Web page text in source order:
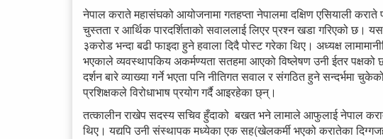
नेपाल कराते महासंघको आयोजनामा गतहप्ता नेपालमा दक्षिण एसियाली
चुस्तता र आर्थिक पारदर्शिताको सवाललाई लिएर प्रश्न खडा गरिएको छ।
३करोड भन्दा बढी फाइदा हुने हवाला दिदै पोस्ट गरेका थिए। अध्यक्ष
भएकाले व्यवस्थापकिय अकर्मण्यता सतहमा आएको विष्लेषण उनी ईतर
दर्शन बारे व्याख्या गर्ने भएता पनि नीतिगत सवाल र संगठित हुने सन्दर्भमा
प्रशिक्षकले विरोधाभाष प्रयोग गर्दै आइरहेका छ्न्।
तत्कालीन राखेप सदस्य सचिव हुँदाको बखत भने लामाले आफुलाई नेपाल
थिए। यद्यपि उनी संस्थापक मध्येका एक सह(खेलकर्मी भएको करातेका